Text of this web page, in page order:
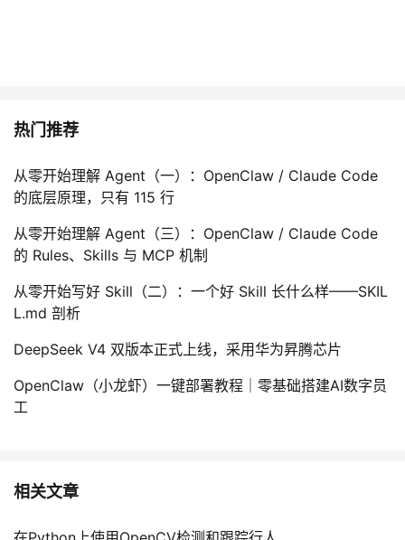
热门推荐
从零开始理解 Agent（一）：OpenClaw / Claude Code
的底层原理，只有 115 行
从零开始理解 Agent（三）：OpenClaw / Claude Code
的 Rules、Skills 与 MCP 机制
从零开始写好 Skill（二）：一个好 Skill 长什么样——SKIL
L.md 剖析
DeepSeek V4 双版本正式上线，采用华为昇腾芯片
OpenClaw（小龙虾）一键部署教程｜零基础搭建AI数字员
工
相关文章